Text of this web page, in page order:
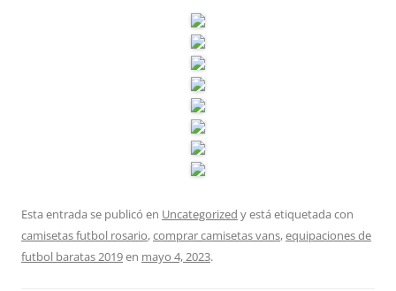
Esta entrada se publicó en Uncategorized y está etiquetada con
camisetas futbol rosario,comprar camisetas vans,equipaciones de
futbol baratas 2019en mayo 4, 2023.